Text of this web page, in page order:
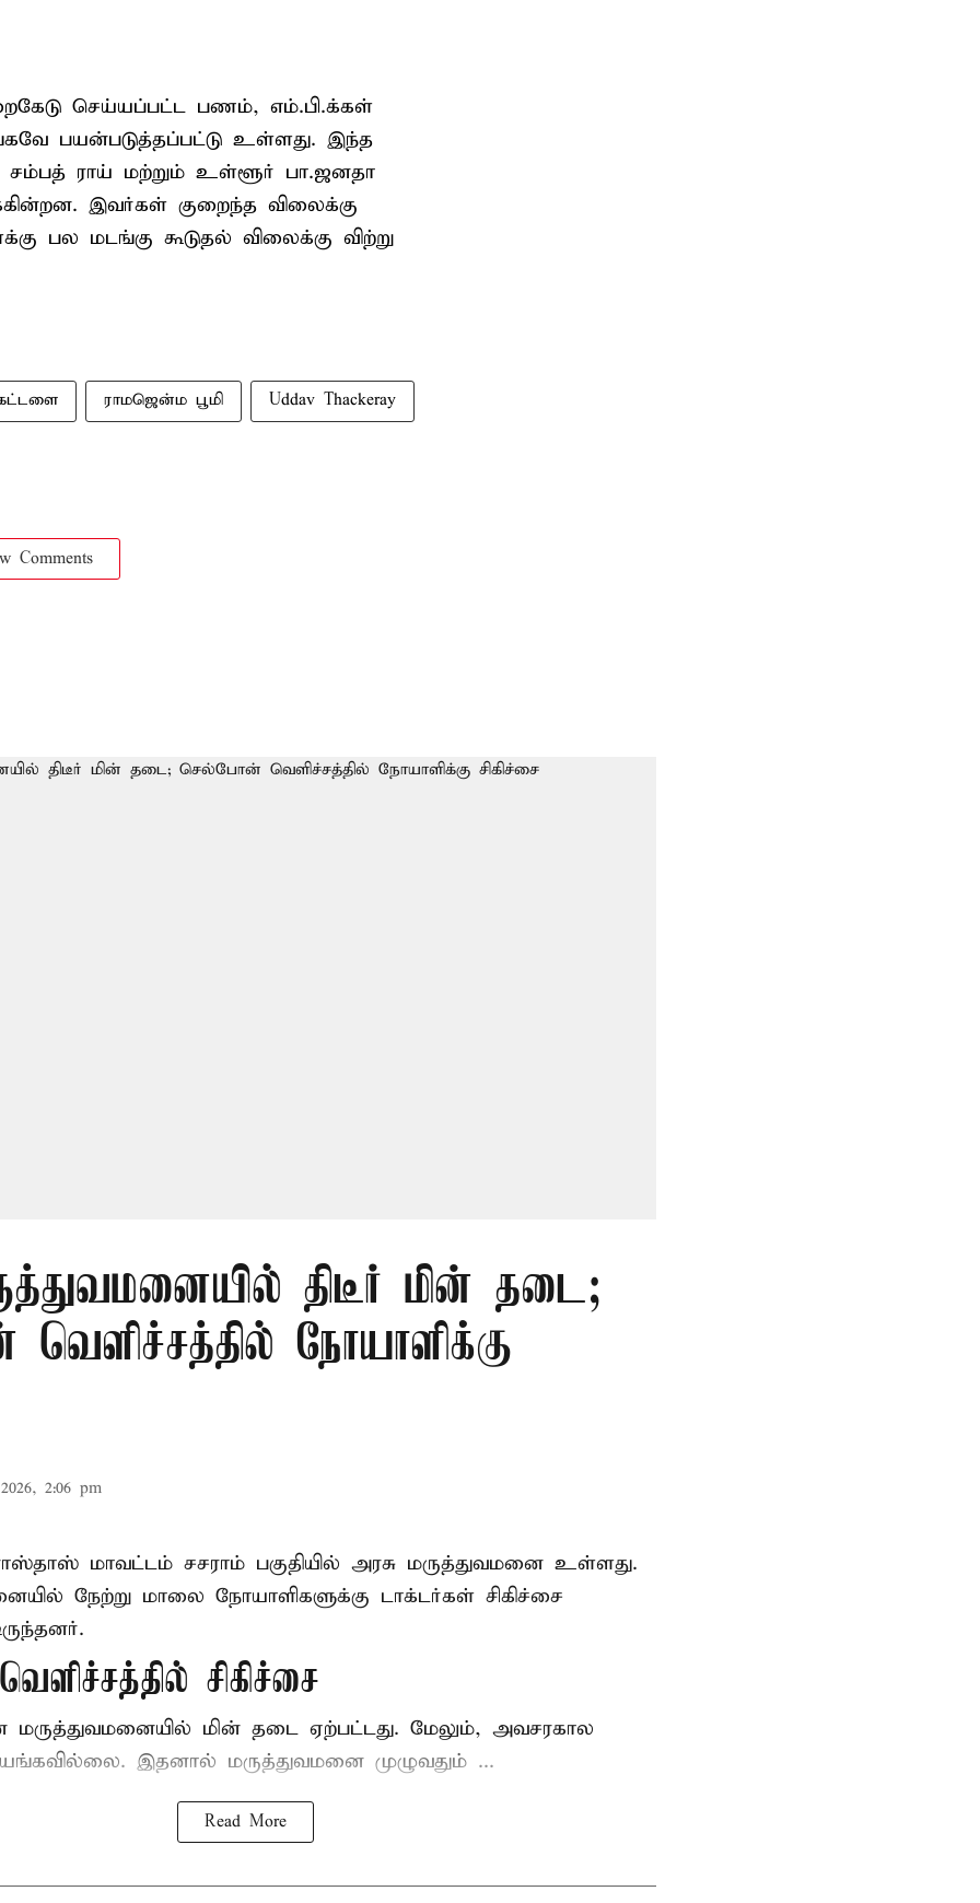
செய்யப்பட்ட பணம், எம்.பி.க்கள்
பயன்படுத்தப்பட்டு உள்ளது. இந்த
ராய் மற்றும் உள்ளூர் பா.ஜனதா
இவர்கள் குறைந்த விலைக்கு
பல மடங்கு கூடுதல் விலைக்கு விற்று
ராமஜென்ம பூமி Uddav Thackeray
Comments
திடீர் மின் தடை;
நோயாளிக்கு
2:06 pm
மாவட்டம் சசராம் பகுதியில் அரசு மருத்துவமனை உள்ளது.
நேற்று மாலை நோயாளிகளுக்கு டாக்டர்கள் சிகிச்சை
சிகிச்சை
மருத்துவமனையில் மின் தடை ஏற்பட்டது. மேலும், அவசரகால
இதனால் மருத்துவமனை முழுவதும் ...
Read More